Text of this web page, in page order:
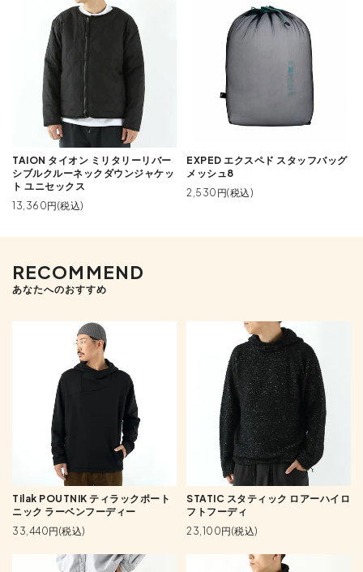
TAION タイオン ミリタリーリバー
シブルクルーネックダウンジャケッ
ト ユニセックス
13,360円(税込)
EXPED エクスペド スタッフバッグ
メッシュ8
2,530円(税込)
RECOMMEND
あなたへのおすすめ
Tilak POUTNIK ティラックポート
ニック ラーベンフーディー
33,440円(税込)
STATIC スタティック ロアーハイロ
フトフーディ
23,100円(税込)